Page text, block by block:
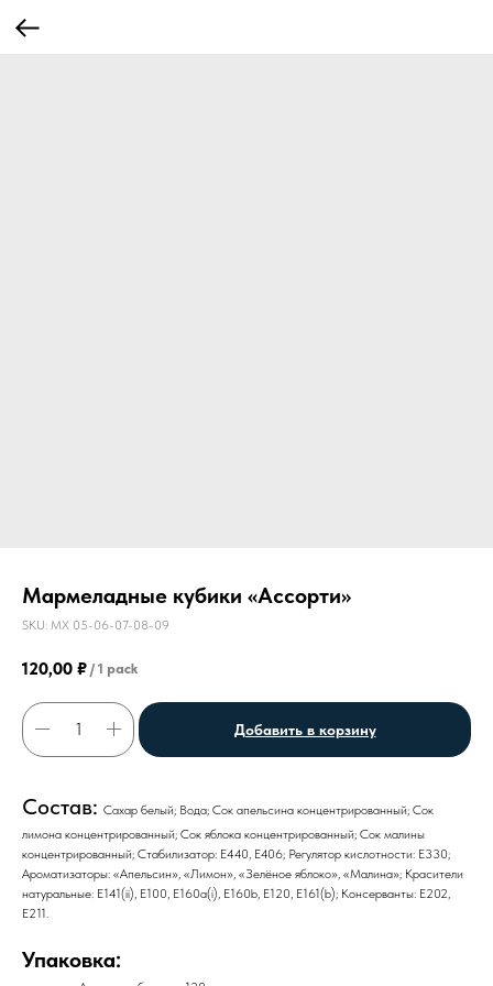
Мармеладные кубики «Ассорти»
SKU: МХ 05-06-07-08-09
120,00 ₽ / 1 pack
Добавить в корзину
Состав: Сахар белый; Вода; Сок апельсина концентрированный; Сок
лимона концентрированный; Сок яблока концентрированный; Сок малины
концентрированный; Стабилизатор: Е440, Е406; Регулятор кислотности: Е330;
Ароматизаторы: «Апельсин», «Лимон», «Зелёное яблоко», «Малина»; Красители
натуральные: Е141(ii), Е100, Е160а(i), Е160b, Е120, Е161(b); Консерванты: Е202,
Е211.
Упаковка: